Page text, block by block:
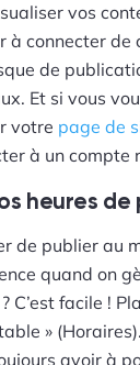
vos
à connecter de
de
Et si vous
votre page de
à un compte
heures
de publier au
quand on
C’est facile !
»
avoir à